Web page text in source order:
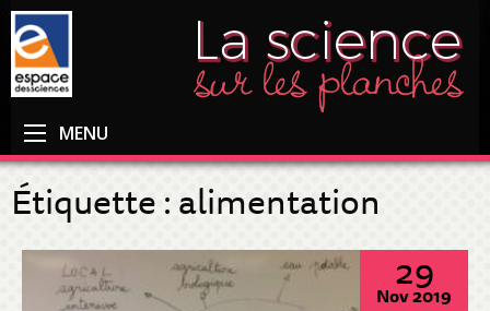
MENU
Étiquette :alimentation
29
Nov 2019